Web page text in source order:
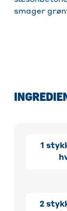
smager
1
2